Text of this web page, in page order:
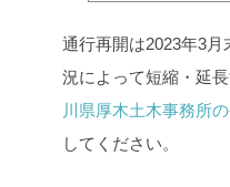
通行再開は2023年3月
況によって短縮・延
川県厚木土木事務所
してください。